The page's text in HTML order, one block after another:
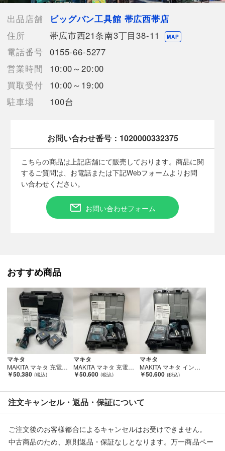
ョップと併売を行なっておりますが、
タイミングによりシステムの反映が間に合わず欠品となってしま
う場合がございます。
売切れの場合は、ご購入をキャンセルさせていただく場合がござ
います。】
【備考/コメント】
未使用品ですが、保管等に伴いキズやヨゴレがある場合がござい
ます。
■状態等は画像をご確認・ご参照下さい。
こちらの商品はお客様から買取させていただいた商品であり、
人の手を経た商品です。
■弊社（株式会社オカモト）を装った偽装サイトにご注意くださ
弊社（株式会社オカモト）の商品画像や文章を無断盗用した『偽
出品店舗
ビッグバン工具館 帯広西帯店
住所
帯広市西21条南3丁目38-11 MAP
電話番号 0155-66-5277
営業時間
10:00～20:00
買取受付
10:00～19:00
駐車場
100台
お問い合わせ番号： 1020000332375
こちらの商品は上記店舗にて販売しております。商品に関
するご質問は、お電話または下記Webフォームよりお問
い合わせください。
お問い合わせフォーム
おすすめ商品
マキタ
MAKITA マキタ 充電式インパクトドライバ 18V 6Ah バッテリ2本 充電器 ケース付 TD173DRGX ブルー 未使用品 Sランク
￥50,380
マキタ
MAKITA マキタ 充電式インパクトドライバ 18v 6.0Ah TD173DRGX ブルー 未使用品 Sランク
￥50,600
マキタ
MAKITA マキタ インパクトドライバ 18v 充電器・充電池2個・ケース付 TD173DRGX ブルー Sランク
￥50,600
注文キャンセル・返品・保証について
ご注文後のお客様都合によるキャンセルはお受けできません。
中古商品のため、原則返品・保証なしとなります。万一商品ペー